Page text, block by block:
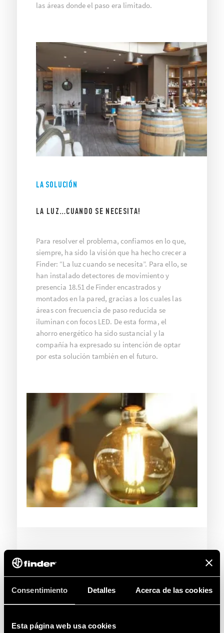
Consentimiento Detalles Acerca de las cookies
Esta página web usa cookies
las áreas donde el paso era limitado.
LA SOLUCIÓN
LA LUZ…CUANDO SE NECESITA!
Para resolver el problema, confiamos en lo que,
siempre, ha sido la visión que ha hecho crecer a
Finder: “La luz cuando se necesita”. Para ello, se
han instalado detectores de movimiento y
presencia 18.51 de Finder encastrados y
montados en la pared, gracias a los cuales las
áreas con frecuencia de paso reducida se
iluminan con focos LED. De esta forma, el
ahorro energético ha sido sustancial y la
compañía ha expresado su intención de optar
por esta solución también en el futuro.